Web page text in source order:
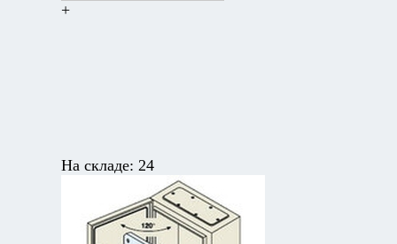
+
На складе: 24